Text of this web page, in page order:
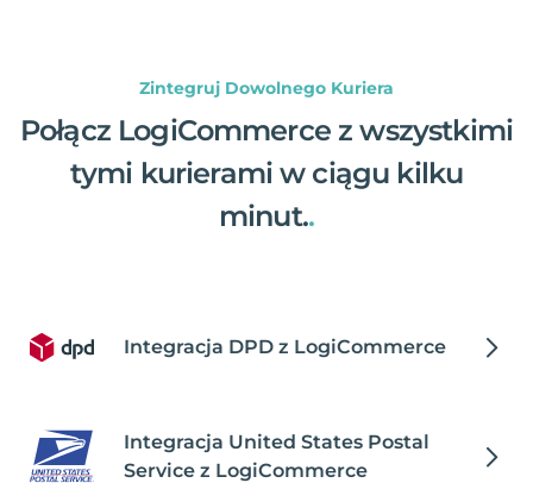
Zintegruj Dowolnego Kuriera
Połącz LogiCommerce z wszystkimi
tymi kurierami w ciągu kilku
minut..
Integracja DPD z LogiCommerce
Integracja United States Postal
Service z LogiCommerce